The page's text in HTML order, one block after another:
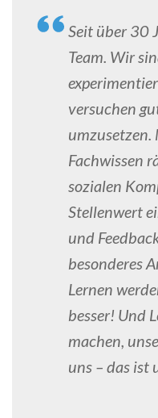
Seit über 30
Team. Wir
versuchen
umzusetzen.
Fachwissen
sozialen
Stellenwert
und
besonderes
Lernen
besser! Und
machen,
uns – das ist